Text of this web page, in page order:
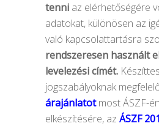
tenni az elérhetőségére
adatokat, különösen az
való kapcsolattartásra
rendszeresen használt
levelezési címét.
jogszabályoknak
árajánlatotmost ÁSZF-
elkészítésére, az ÁSZF